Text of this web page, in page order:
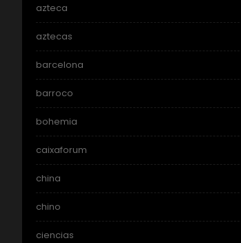
azteca
aztecas
barcelona
barroco
bohemia
caixaforum
china
chino
ciencias